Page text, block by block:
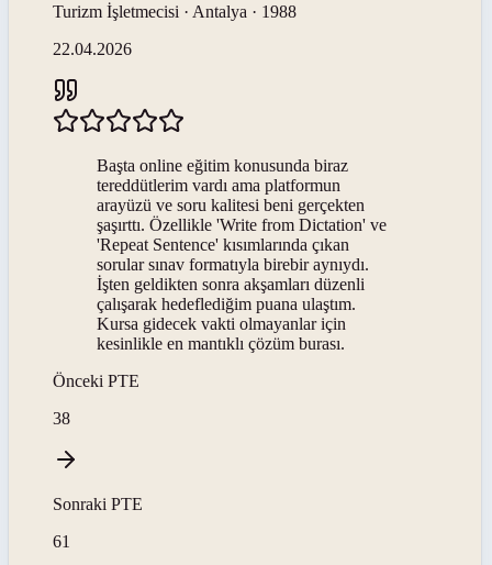
Turizm İşletmecisi · Antalya · 1988
22.04.2026
Başta online eğitim konusunda biraz
tereddütlerim vardı ama platformun
arayüzü ve soru kalitesi beni gerçekten
şaşırttı. Özellikle 'Write from Dictation' ve
'Repeat Sentence' kısımlarında çıkan
sorular sınav formatıyla birebir aynıydı.
İşten geldikten sonra akşamları düzenli
çalışarak hedeflediğim puana ulaştım.
Kursa gidecek vakti olmayanlar için
kesinlikle en mantıklı çözüm burası.
Önceki PTE
38
Sonraki PTE
61